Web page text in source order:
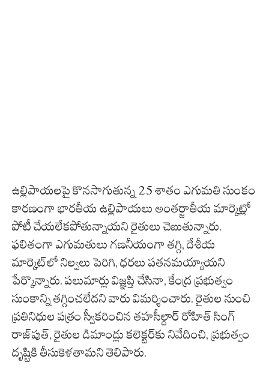
ఉల్లిపాయలపై కొనసాగుతున్న 25 శాతం ఎగుమతి సుంకం
కారణంగా భారతీయ ఉల్లిపాయలు అంతర్జాతీయ మార్కెట్లో
పోటీ చేయలేకపోతున్నాయని రైతులు చెబుతున్నారు.
ఫలితంగా ఎగుమతులు గణనీయంగా తగ్గి, దేశీయ
మార్కెట్‌లో నిల్వలు పెరిగి, ధరలు పతనమయ్యాయని
పేర్కొన్నారు. పలుమార్లు విజ్ఞప్తి చేసినా, కేంద్ర ప్రభుత్వం
సుంకాన్ని తగ్గించలేదని వారు విమర్శించారు. రైతుల నుంచి
ప్రతినిధుల పత్రం స్వీకరించిన తహసీల్దార్ రోహిత్ సింగ్
రాజ్‌పుత్, రైతుల డిమాండ్లు కలెక్టర్‌కు నివేదించి, ప్రభుత్వం
దృష్టికి తీసుకెళతామని తెలిపారు.